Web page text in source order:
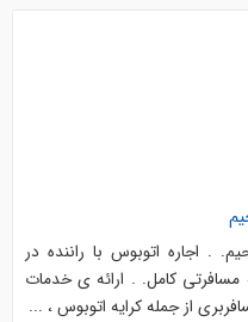
. اجاره اتوبوس با راننده در
مسافرتی کامل. . ارائه ی خدمات
از جمله کرایه اتوبوس ، ...